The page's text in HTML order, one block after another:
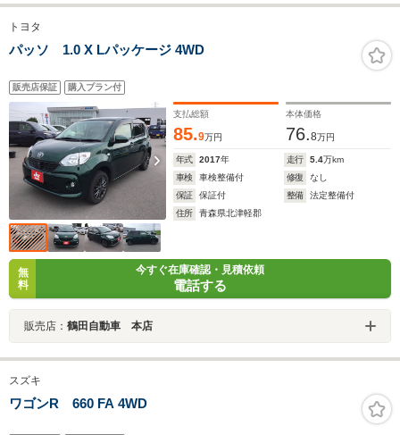
トヨタ
パッソ 1.0 X Lパッケージ 4WD
販売店保証 購入プラン付
支払総額
85.9万円
本体価格
76.8万円
年式 2017年 走行 5.4万km
車検
車検整備付 修復
なし
保証
保証付 整備
法定整備付
住所
青森県北津軽郡
無
料
今すぐ在庫確認・見積依頼
電話する
販売店： 鶴田自動車 本店
スズキ
ワゴンR 660 FA 4WD